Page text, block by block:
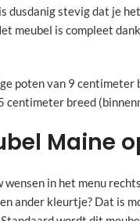
dusdanig stevig dat je
meubel is compleet
poten van 9 centimeter
centimeter breed
Maine
wensen in het menu
ander kleurtje? Dat is